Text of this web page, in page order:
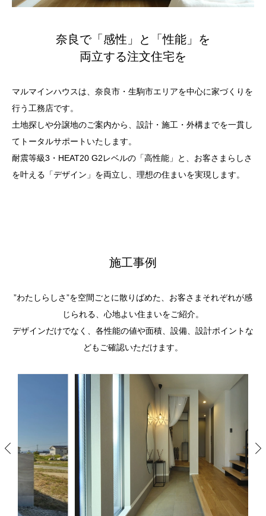
奈良で「感性」と「性能」を
両立する注文住宅を
マルマインハウスは、 奈良市・生駒市エリアを中心に家づくりを
行う工務店です。
土地探しや分譲地のご案内から、設計・施工・外構までを一貫し
てトータルサポートいたします。
耐震等級3・HEAT20 G2レベルの「高性能」と、お客さまらしさ
を叶える「デザイン」を両立し、理想の住まいを実現します。
施工事例
”わたしらしさ”を空間ごとに散りばめた、お客さまそれぞれが感
じられる、心地よい住まいをご紹介。
デザインだけでなく、各性能の値や面積、設備、設計ポイントな
どもご確認いただけます。